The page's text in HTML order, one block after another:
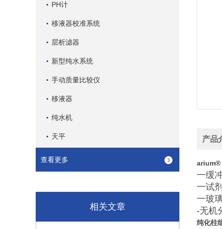
PH计
移液器校准系统
层析滤器
新型纯水系统
手动质量比较仪
移液器
纯水机
天平
查看更多
相关文章
产品
arium®
一缓
一试
一玻
-无机
纯化柱